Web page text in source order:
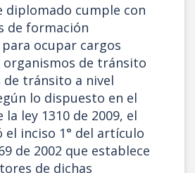
diplomado cumple con
de formación
ocupar cargos
de tránsito
de tránsito a nivel
lo dispuesto en el
la ley 1310 de 2009, el
el inciso 1° del artículo
de 2002 que establece
de dichas